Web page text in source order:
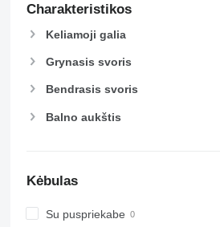
Charakteristikos
Keliamoji galia
Grynasis svoris
Bendrasis svoris
Balno aukštis
Kėbulas
Su puspriekabe